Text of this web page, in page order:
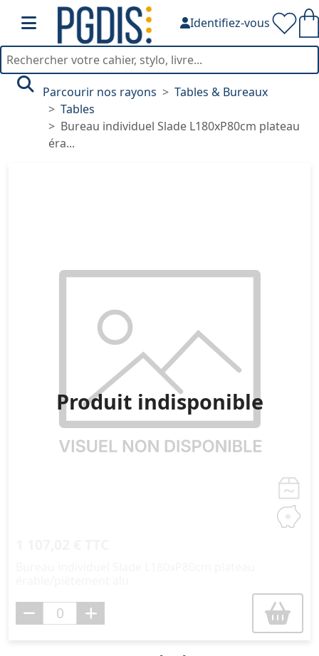
Identifiez-vous
Parcourir nos rayons
Tables & Bureaux
Tables
Bureau individuel Slade L180xP80cm plateau
éra...
Produit indisponible